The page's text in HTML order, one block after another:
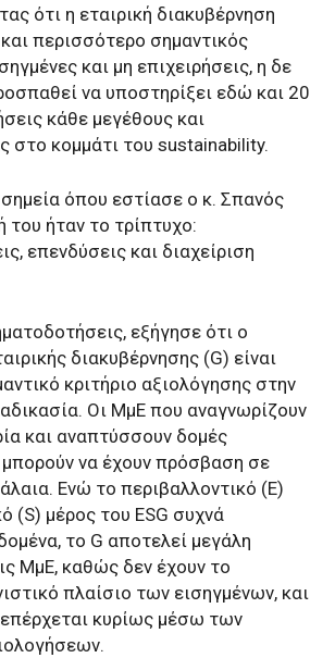
ότι η εταιρική διακυβέρνηση
περισσότερο σημαντικός
και μη επιχειρήσεις, η δε
να υποστηρίξει εδώ και 20
κάθε μεγέθους και
στο κομμάτι του sustainability.
όπου εστίασε ο κ. Σπανός
του ήταν το τρίπτυχο:
επενδύσεις και διαχείριση
εξήγησε ότι ο
διακυβέρνησης (G) είναι
κριτήριο αξιολόγησης στην
Οι ΜμΕ που αναγνωρίζουν
και αναπτύσσουν δομές
μπορούν να έχουν πρόσβαση σε
Ενώ το περιβαλλοντικό (E)
(S) μέρος του ESG συχνά
το G αποτελεί μεγάλη
ΜμΕ, καθώς δεν έχουν το
πλαίσιο των εισηγμένων, και
κυρίως μέσω των